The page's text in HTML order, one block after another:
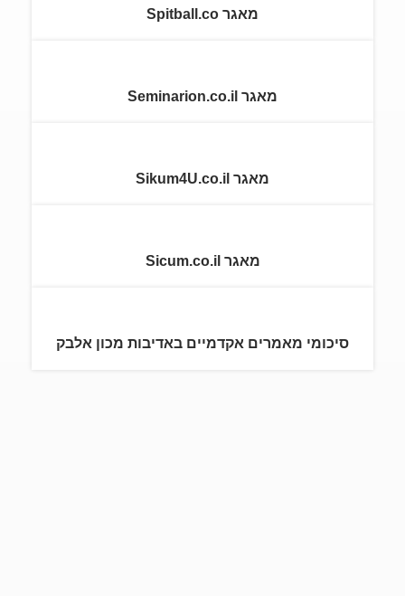
מאגר Spitball.co
מאגר Seminarion.co.il
מאגר Sikum4U.co.il
מאגר Sicum.co.il
סיכומי מאמרים אקדמיים באדיבות מכון אלבק